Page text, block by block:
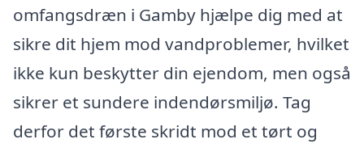
omfangsdræn i Gamby hjælpe dig med at
sikre dit hjem mod vandproblemer, hvilket
ikke kun beskytter din ejendom, men også
sikrer et sundere indendørsmiljø. Tag
derfor det første skridt mod et tørt og